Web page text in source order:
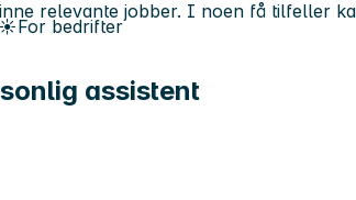
☀️For bedrifter
assistent
relevante jobber. I noen få tilfeller